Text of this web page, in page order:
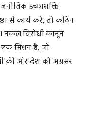
इच्छाशक्ति
से कार्य करे, तो कठिन
नकल विरोधी कानून
मिशन है, जो
की ओर देश को अग्रसर